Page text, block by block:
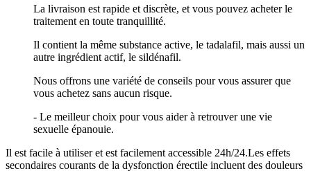
La livraison est rapide et discrète, et vous pouvez acheter le
traitement en toute tranquillité.
Il contient la même substance active, le tadalafil, mais aussi un
autre ingrédient actif, le sildénafil.
Nous offrons une variété de conseils pour vous assurer que
vous achetez sans aucun risque.
- Le meilleur choix pour vous aider à retrouver une vie
sexuelle épanouie.
Il est facile à utiliser et est facilement accessible 24h/24.Les effets
secondaires courants de la dysfonction érectile incluent des douleurs